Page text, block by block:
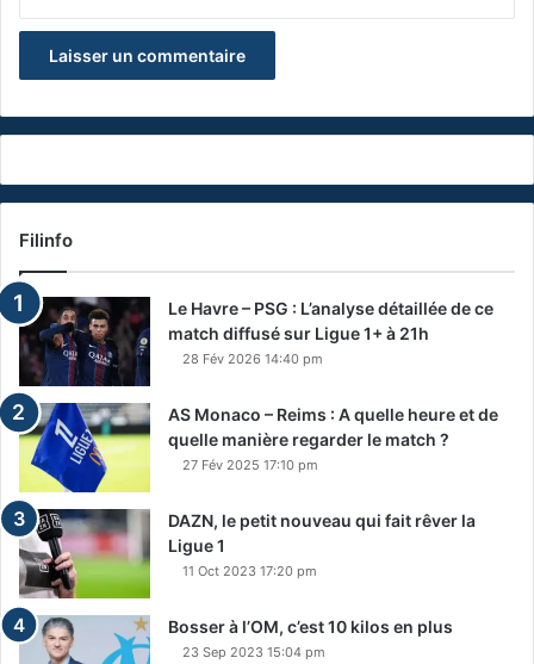
Filinfo
Le Havre – PSG : L’analyse détaillée de ce
match diffusé sur Ligue 1+ à 21h
28 Fév 2026 14:40 pm
AS Monaco – Reims : A quelle heure et de
quelle manière regarder le match ?
27 Fév 2025 17:10 pm
DAZN, le petit nouveau qui fait rêver la
Ligue 1
11 Oct 2023 17:20 pm
Bosser à l’OM, c’est 10 kilos en plus
23 Sep 2023 15:04 pm